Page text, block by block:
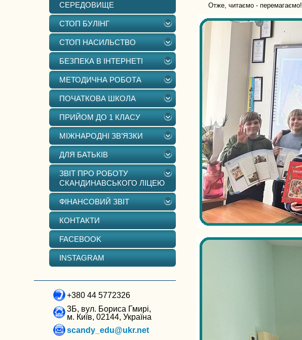
СЕРЕДОВИЩЕ
СТОП БУЛІНГ
СТОП НАСИЛЬСТВО
БЕЗПЕКА В ІНТЕРНЕТІ
МЕТОДИЧНА РОБОТА
ПОЧАТКОВА ШКОЛА
ПРИЙОМ ДО 1 КЛАСУ
МІЖНАРОДНІ ЗВ’ЯЗКИ
ДЛЯ БАТЬКІВ
ЗВІТ ПРО РОБОТУ
СКАНДИНАВСЬКОГО ЛІЦЕЮ
ФІНАНСОВИЙ ЗВІТ
КОНТАКТИ
FACEBOOK
INSTAGRAM
+380 44 5772326
3Б, вул. Бориса Гмирі,
м. Київ, 02144, Україна
scandy_edu@ukr.net
Отже, читаємо - перемагаємо!